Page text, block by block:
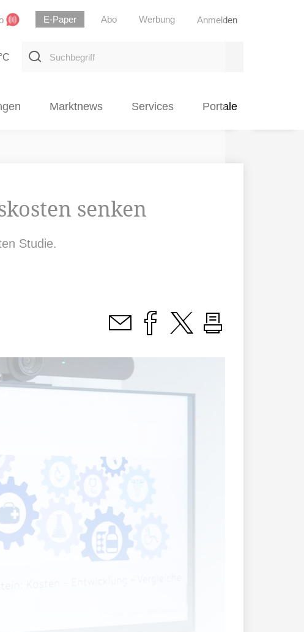
E-Paper Abo Werbung Anmelden
Suchbegriff
Marktnews Services Portale
senken
Studie.